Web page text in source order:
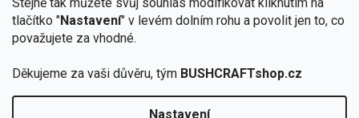
tlačítko "Nastavení" v levém dolním rohu a povolit jen to, co
považujete za vhodné.
Děkujeme za vaši důvěru, tým BUSHCRAFTshop.cz
Nastavení
podmínkami ochrany osobních údajů